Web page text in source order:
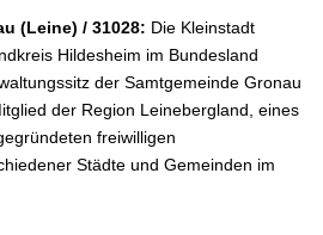
(Leine) / 31028: Die Kleinstadt
Hildesheim im Bundesland
der Samtgemeinde Gronau
der Region Leinebergland, eines
freiwilligen
Städte und Gemeinden im